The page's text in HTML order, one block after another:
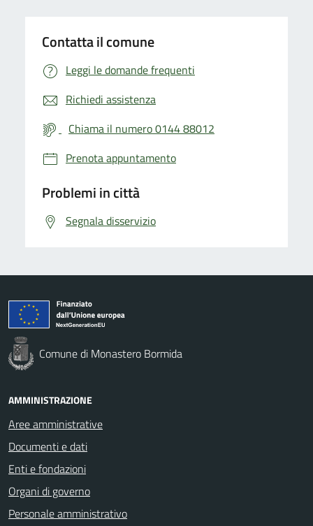
Contatta il comune
Leggi le domande frequenti
Richiedi assistenza
Chiama il numero 0144 88012
Prenota appuntamento
Problemi in città
Segnala disservizio
Comune di Monastero Bormida
AMMINISTRAZIONE
Aree amministrative
Documenti e dati
Enti e fondazioni
Organi di governo
Personale amministrativo